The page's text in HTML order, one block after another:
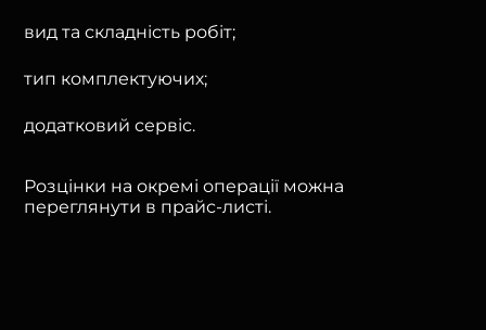
вид та складність робіт;
тип комплектуючих;
додатковий сервіс.
Розцінки на окремі операції можна
переглянути в прайс-листі.